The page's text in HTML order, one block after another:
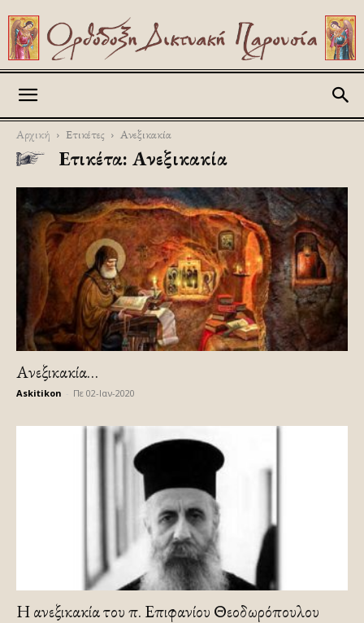
Αρχική Ετικέτες Ανεξικακία
Ετικέτα: Ανεξικακία
Ανεξικακία…
Askitikon Πε 02-Ιαν-2020
H ανεξικακία του π. Επιφανίου Θεοδωρόπουλου